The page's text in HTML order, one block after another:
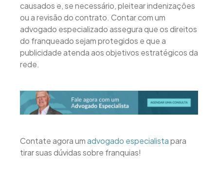
causados e, se necessário, pleitear indenizações
ou a revisão do contrato. Contar com um
advogado especializado assegura que os direitos
do franqueado sejam protegidos e que a
publicidade atenda aos objetivos estratégicos da
rede.
Contate agora umadvogado especialistapara
tirar suas dúvidas sobre franquias!